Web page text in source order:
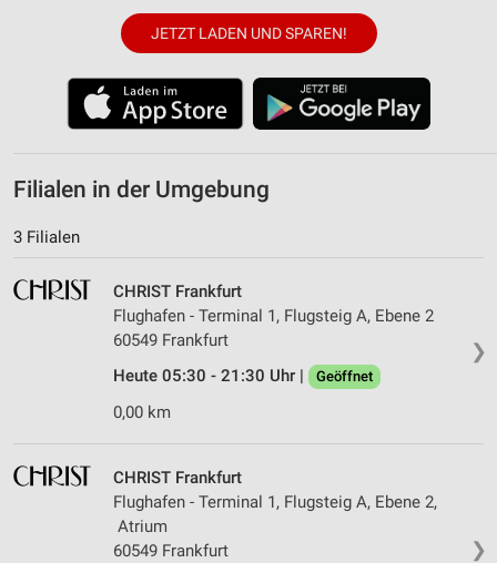
JETZT LADEN UND SPAREN!
Filialen in der Umgebung
3 Filialen
❯
CHRIST Frankfurt
Flughafen - Terminal 1, Flugsteig A, Ebene 2
60549 Frankfurt
Heute 05:30 - 21:30 Uhr |
Geöffnet
0,00 km
❯
CHRIST Frankfurt
Flughafen - Terminal 1, Flugsteig A, Ebene 2,
Atrium
60549 Frankfurt